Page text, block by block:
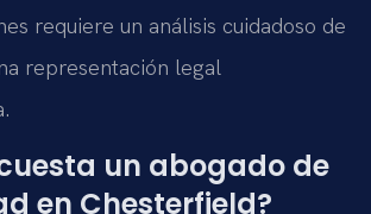
requiere un análisis cuidadoso de
representación legal
un abogado de
en Chesterfield?